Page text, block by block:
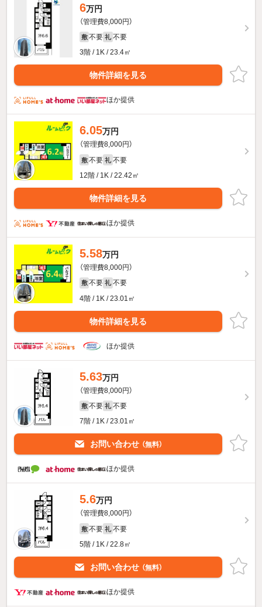
6万円
（管理費8,000円）
敷 不要 礼 不要
3階 / 1K / 23.4㎡
物件詳細を見る
ほか提供
6.05万円
（管理費8,000円）
敷 不要 礼 不要
12階 / 1K / 22.42㎡
物件詳細を見る
ほか提供
5.58万円
（管理費8,000円）
敷 不要 礼 不要
4階 / 1K / 23.01㎡
物件詳細を見る
ほか提供
5.63万円
（管理費8,000円）
敷 不要 礼 不要
7階 / 1K / 23.01㎡
お問い合わせ （無料）
ほか提供
5.6万円
（管理費8,000円）
敷 不要 礼 不要
5階 / 1K / 22.8㎡
お問い合わせ （無料）
ほか提供